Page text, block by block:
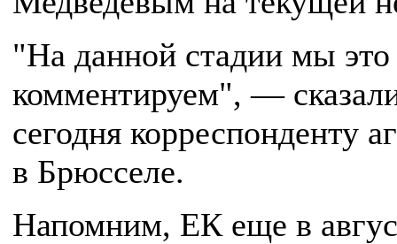
"На данной стадии мы это
комментируем", —
сегодня корреспонденту
в Брюсселе.
Напомним, ЕК еще в